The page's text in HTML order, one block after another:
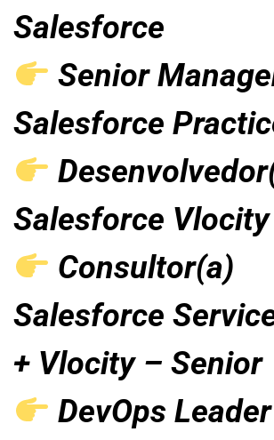
Salesforce
Senior
Salesforce
Salesforce Vlocity
Consultor(a)
Salesforce
+ Vlocity – Senior
DevOps Leader